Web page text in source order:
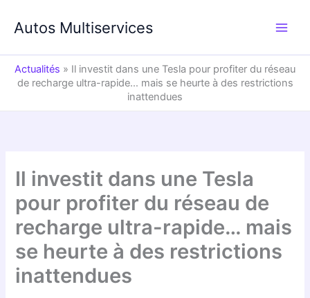
Autos Multiservices
Actualités » Il investit dans une Tesla pour profiter du réseau
de recharge ultra-rapide… mais se heurte à des restrictions
inattendues
Il investit dans une Tesla
pour profiter du réseau de
recharge ultra-rapide… mais
se heurte à des restrictions
inattendues